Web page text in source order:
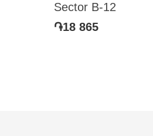
Sector B-12
֏18 865